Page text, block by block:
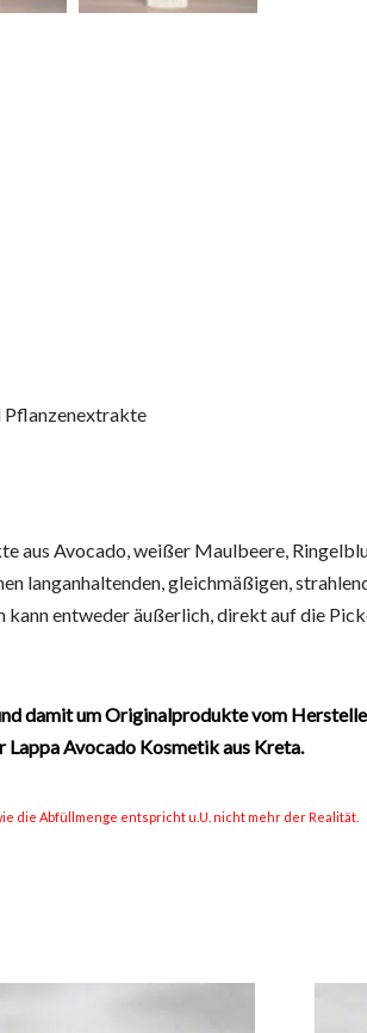
Pflanzenextrakte
aus Avocado, weißer Maulbeere,
langanhaltenden, gleichmäßigen,
entweder äußerlich, direkt auf die
damit um Originalprodukte vom
Avocado Kosmetik aus Kreta.
die Abfüllmenge entspricht u.U. nicht mehr der Realität.